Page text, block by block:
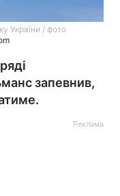
України / фото
запевнив,
Реклама